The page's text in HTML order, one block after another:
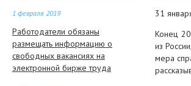
1 февраля 2019
Работодатели обязаны
размещать информацию о
свободных вакансиях на
электронной бирже труда
31
Конец
из
мера